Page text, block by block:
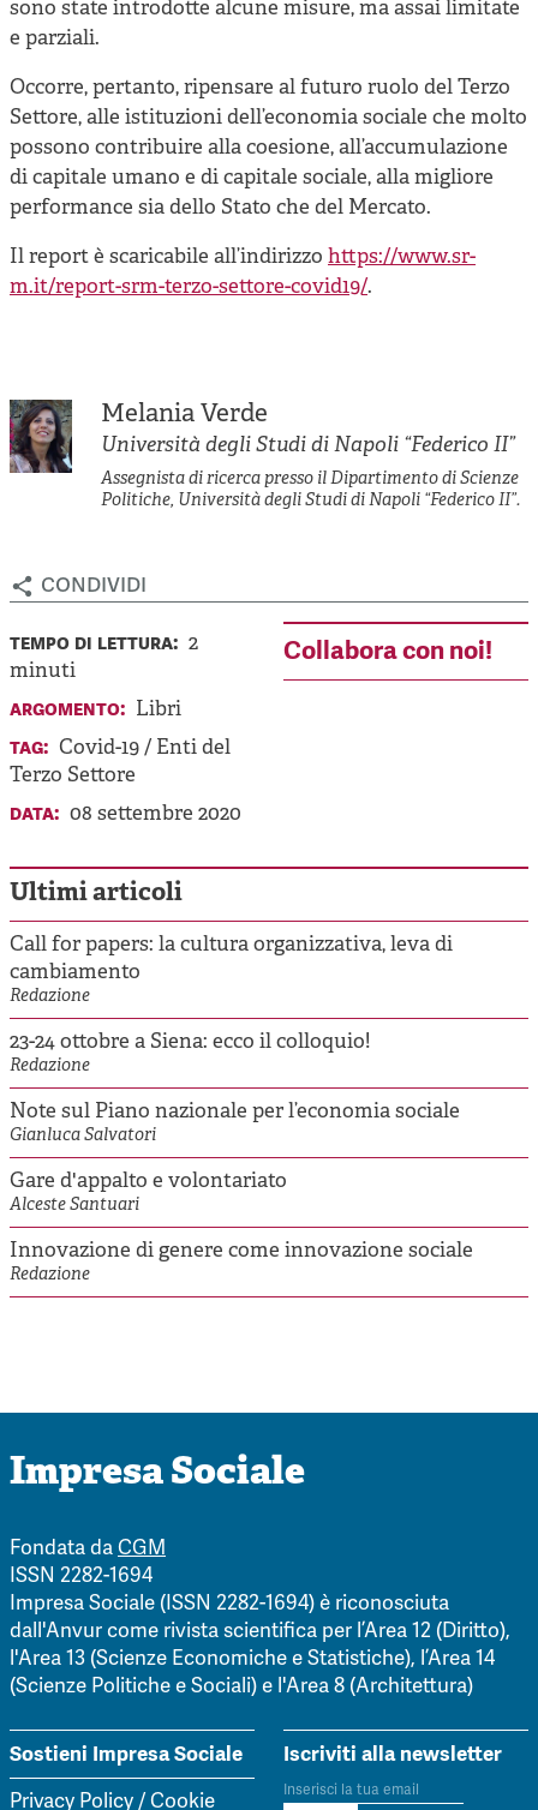
sono state introdotte alcune misure, ma assai limitate
e parziali.
Occorre, pertanto, ripensare al futuro ruolo del Terzo
Settore, alle istituzioni dell’economia sociale che molto
possono contribuire alla coesione, all’accumulazione
di capitale umano e di capitale sociale, alla migliore
performance sia dello Stato che del Mercato.
Il report è scaricabile all’indirizzo https://www.sr-
m.it/report-srm-terzo-settore-covid19/.
Melania Verde
Università degli Studi di Napoli “Federico II”
Assegnista di ricerca presso il Dipartimento di Scienze
Politiche, Università degli Studi di Napoli “Federico II”.
condividi
tempo di lettura: 2
minuti
argomento: Libri
tag: Covid-19/ Enti del
Terzo Settore
data: 08 settembre 2020
Collabora con noi!
Ultimi articoli
Call for papers: la cultura organizzativa, leva di
cambiamento
Redazione
23-24 ottobre a Siena: ecco il colloquio!
Redazione
Note sul Piano nazionale per l’economia sociale
Gianluca Salvatori
Gare d'appalto e volontariato
Alceste Santuari
Innovazione di genere come innovazione sociale
Redazione
Impresa Sociale
Fondata daCGM
ISSN 2282-1694
Impresa Sociale (ISSN 2282-1694) è riconosciuta
dall'Anvur come rivista scientifica per l’Area 12 (Diritto),
l'Area 13 (Scienze Economiche e Statistiche), l’Area 14
(Scienze Politiche e Sociali) e l'Area 8 (Architettura)
Sostieni Impresa Sociale
Privacy Policy/Cookie
Iscriviti alla newsletter